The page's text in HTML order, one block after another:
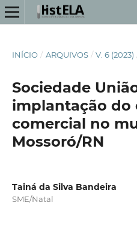
INÍCIO / ARQUIVOS / V. 6 (2023)
Sociedade
implantação do
comercial no
Mossoró/RN
Tainá da Silva Bandeira
SME/Natal